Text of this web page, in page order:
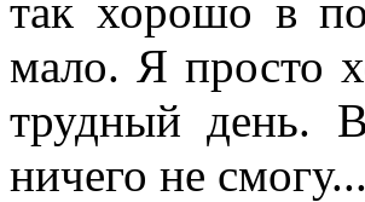
так хорошо в
мало. Я просто
трудный день.
ничего не